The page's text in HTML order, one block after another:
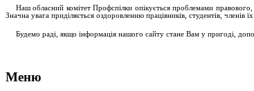
Наш обласний комітет Профспілки опікується проблемами правового,
Значна увага приділяється оздоровленню працівників, студентів, членів їх
Будемо раді, якщо інформація нашого сайту стане Вам у пригоді,
Меню